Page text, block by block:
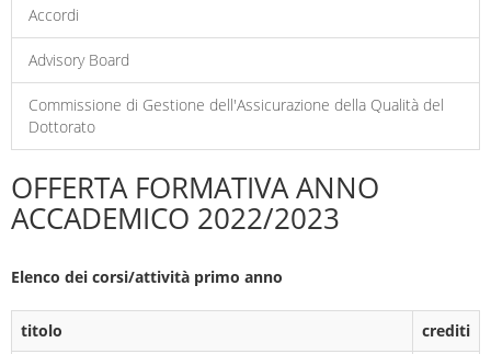
Accordi
Advisory Board
Commissione di Gestione dell'Assicurazione della Qualità del
Dottorato
OFFERTA FORMATIVA ANNO
ACCADEMICO 2022/2023
Elenco dei corsi/attività primo anno
titolo
crediti